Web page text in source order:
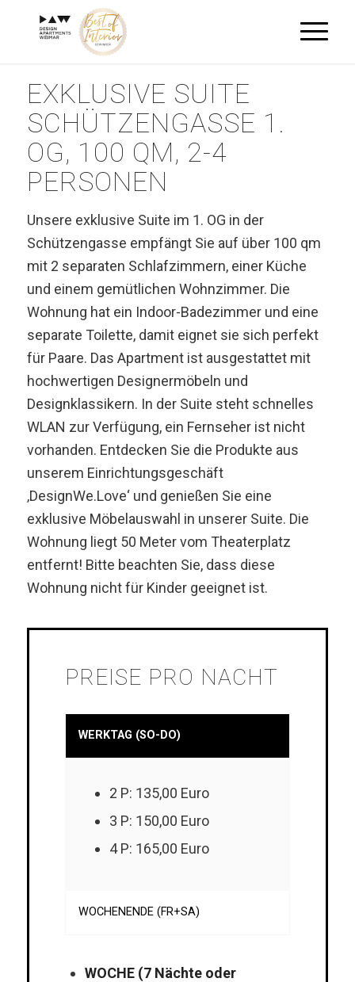
EXKLUSIVE SUITE
SCHÜTZENGASSE 1.
OG, 100 QM, 2-4
PERSONEN
Unsere exklusive Suite im 1. OG in der
Schützengasse empfängt Sie auf über 100 qm
mit 2 separaten Schlafzimmern, einer Küche
und einem gemütlichen Wohnzimmer. Die
Wohnung hat ein Indoor-Badezimmer und eine
separate Toilette, damit eignet sie sich perfekt
für Paare. Das Apartment ist ausgestattet mit
hochwertigen Designermöbeln und
Designklassikern. In der Suite steht schnelles
WLAN zur Verfügung, ein Fernseher ist nicht
vorhanden. Entdecken Sie die Produkte aus
unserem Einrichtungsgeschäft
‚DesignWe.Love‘ und genießen Sie eine
exklusive Möbelauswahl in unserer Suite. Die
Wohnung liegt 50 Meter vom Theaterplatz
entfernt! Bitte beachten Sie, dass diese
Wohnung nicht für Kinder geeignet ist.
PREISE PRO NACHT
WERKTAG (SO-DO)
2 P: 135,00 Euro
3 P: 150,00 Euro
4 P: 165,00 Euro
WOCHENENDE (FR+SA)
WOCHE (7 Nächte oder